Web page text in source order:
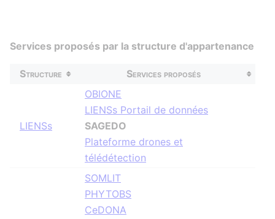
Services proposés par la structure d'appartenance
Structure Services proposés
LIENSs
OBIONE
LIENSs Portail de données
SAGEDO
Plateforme drones et
télédétection
SOMLIT
PHYTOBS
CeDONA